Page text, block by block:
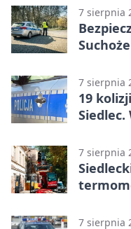
7 sierpnia
7 sierpnia
19
7 sierpnia
7 sierpnia